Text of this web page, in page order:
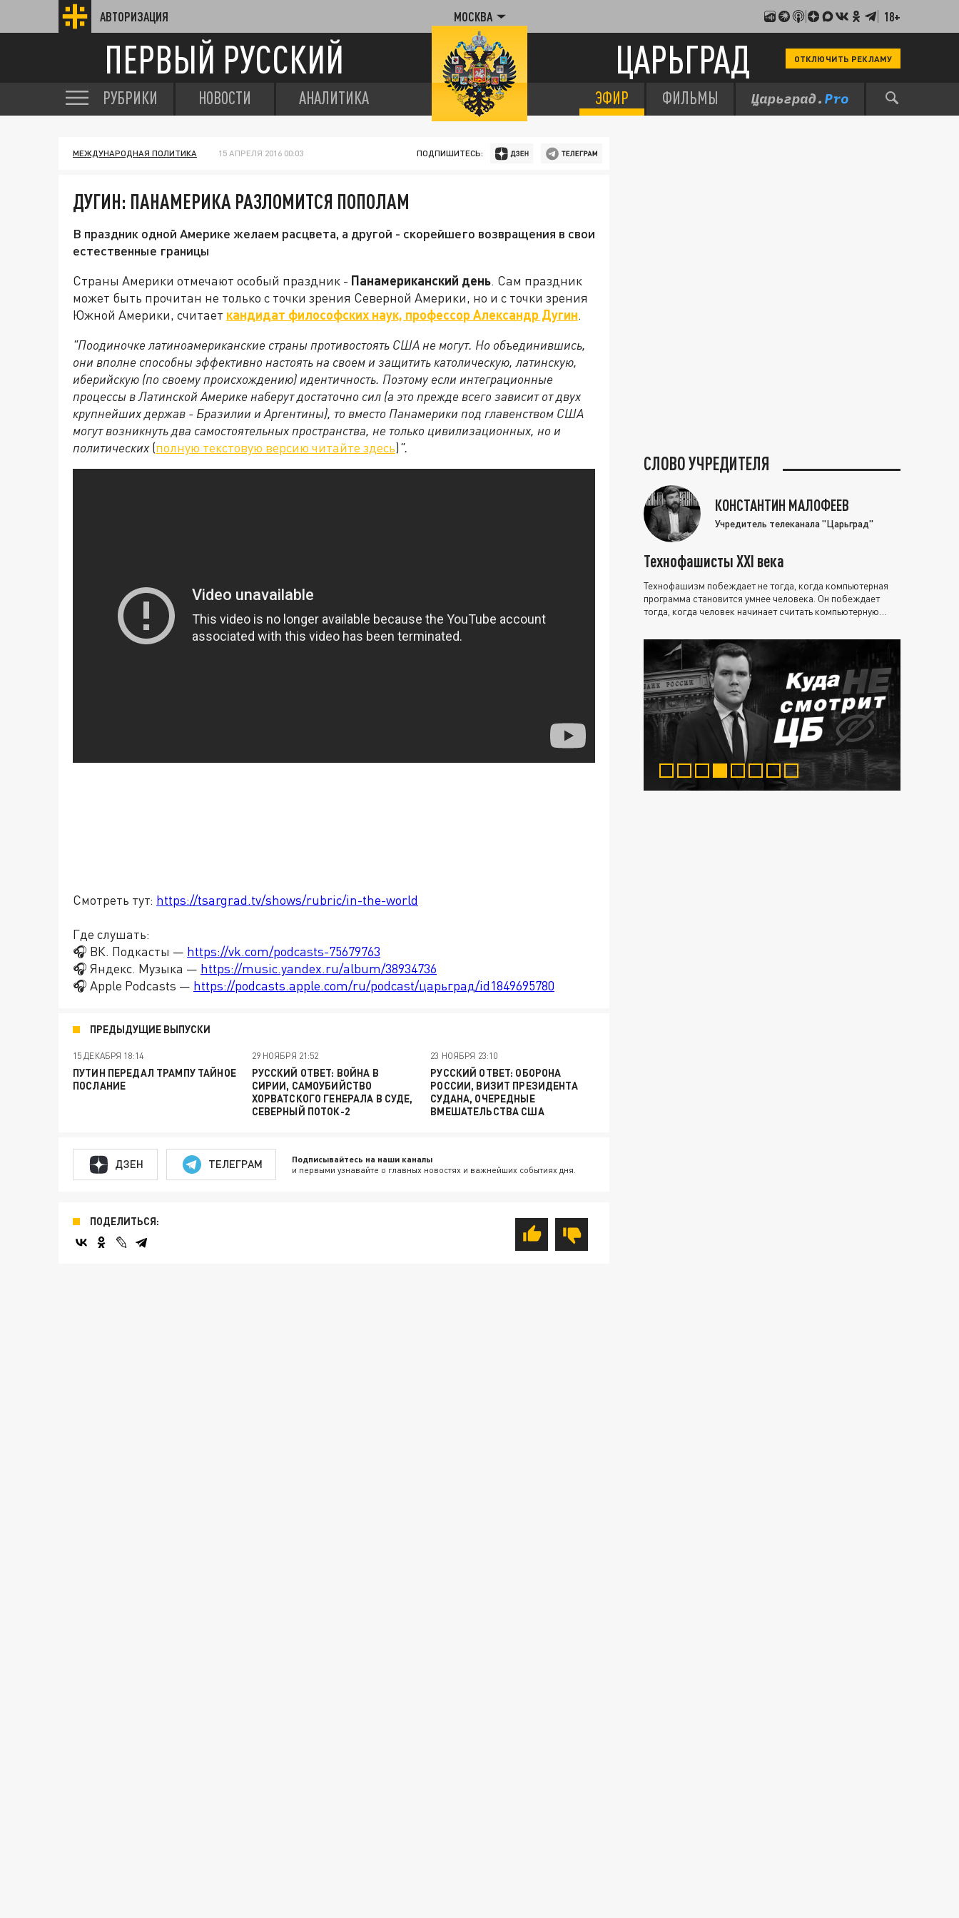
АВТОРИЗАЦИЯ МОСКВА 18+
ПЕРВЫЙ РУССКИЙ ЦАРЬГРАД ОТКЛЮЧИТЬ РЕКЛАМУ
РУБРИКИ НОВОСТИ АНАЛИТИКА ЭФИР ФИЛЬМЫ
МЕЖДУНАРОДНАЯ ПОЛИТИКА 15 АПРЕЛЯ 2016 00:03 ПОДПИШИТЕСЬ:
ДУГИН: ПАНАМЕРИКА РАЗЛОМИТСЯ ПОПОЛАМ
В праздник одной Америке желаем расцвета, а другой - скорейшего возвращения в свои
естественные границы
Страны Америки отмечают особый праздник - Панамериканский день. Cам праздник
может быть прочитан не только с точки зрения Северной Америки, но и с точки зрения
Южной Америки, считает кандидат философских наук, профессор Александр Дугин.
"Поодиночке латиноамериканские страны противостоять США не могут. Но объединившись,
они вполне способны эффективно настоять на своем и защитить католическую, латинскую,
иберийскую (по своему происхождению) идентичность. Поэтому если интеграционные
процессы в Латинской Америке наберут достаточно сил (а это прежде всего зависит от двух
крупнейших держав - Бразилии и Аргентины), то вместо Панамерики под главенством США
могут возникнуть два самостоятельных пространства, не только цивилизационных, но и
политических (полную текстовую версию читайте здесь)".
Смотреть тут: https://tsargrad.tv/shows/rubric/in-the-world
Где слушать:
🎧 ВК. Подкасты — https://vk.com/podcasts-75679763
🎧 Яндекс. Музыка — https://music.yandex.ru/album/38934736
🎧 Apple Podcasts — https://podcasts.apple.com/ru/podcast/царьград/id1849695780
ПРЕДЫДУЩИЕ ВЫПУСКИ
15 ДЕКАБРЯ 18:14
ПУТИН ПЕРЕДАЛ ТРАМПУ ТАЙНОЕ
ПОСЛАНИЕ
29 НОЯБРЯ 21:52
РУССКИЙ ОТВЕТ: ВОЙНА В
СИРИИ, САМОУБИЙСТВО
ХОРВАТСКОГО ГЕНЕРАЛА В СУДЕ,
СЕВЕРНЫЙ ПОТОК-2
23 НОЯБРЯ 23:10
РУССКИЙ ОТВЕТ: ОБОРОНА
РОССИИ, ВИЗИТ ПРЕЗИДЕНТА
СУДАНА, ОЧЕРЕДНЫЕ
ВМЕШАТЕЛЬСТВА США
ДЗЕН ТЕЛЕГРАМ Подписывайтесь на наши каналы
и первыми узнавайте о главных новостях и важнейших событиях дня.
ПОДЕЛИТЬСЯ:
СЛОВО УЧРЕДИТЕЛЯ
КОНСТАНТИН МАЛОФЕЕВ
Учредитель телеканала "Царьград"
Технофашисты XXI века
Технофашизм побеждает не тогда, когда компьютерная
программа становится умнее человека. Он побеждает
тогда, когда человек начинает считать компьютерную